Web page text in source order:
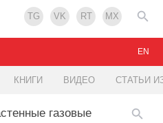
TG VK RT MX
КНИГИ ВИДЕО СТАТЬИ
EN
газовые